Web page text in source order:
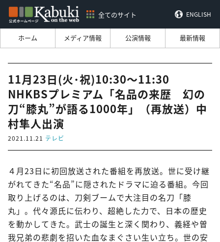
全てのサイト ENGLISH
ホーム メディア情報 公演情報 最新情報
11月23日(火･祝)10:30～11:30
NHKBSプレミアム「名品の来歴 幻の
刀“膝丸”が語る1000年」（再放送）中
村隼人出演
2021.11.21 テレビ
４月23日に初回放送された番組を再放送。世に受け継
がれてきた“名品”に隠されたドラマに迫る番組。今回
取り上げるのは、刀剣ブームで大注目の名刀「膝
丸」。代々源氏に伝わり、超絶した力で、日本の歴史
を動かしてきた。武士の誕生と深く関わり、義経や曽
我兄弟の悲劇を招いた血なまぐさい生い立ち。世の安